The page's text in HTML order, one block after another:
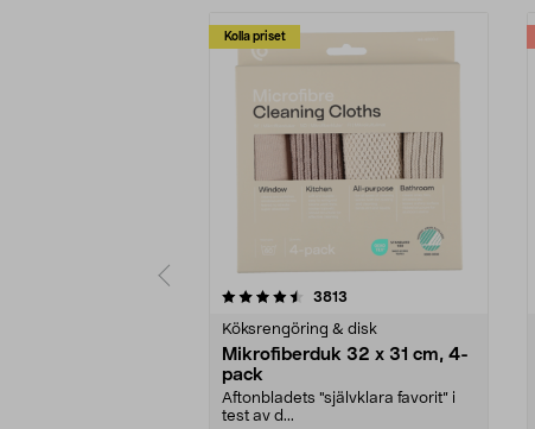
Kolla priset
3813
Köksrengöring & disk
Mikrofiberduk 32 x 31 cm, 4-
pack
Aftonbladets "självklara favorit” i
test av d...
4.0av 5 stjärnor